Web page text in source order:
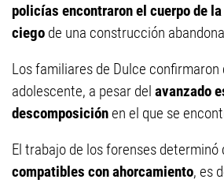
policías encontraron el cuerpo de
ciego de una construcción
Los familiares de Dulce confirmaron
adolescente, a pesar del avanzado
descomposiciónen el que se
El trabajo de los forenses determinó
compatibles con ahorcamiento, es